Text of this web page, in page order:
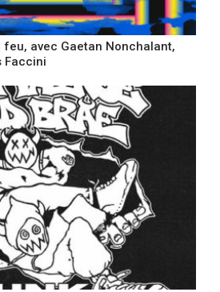
avec Gaetan Nonchalant,
Faccini